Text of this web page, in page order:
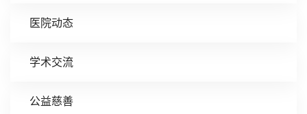
医院动态
学术交流
公益慈善